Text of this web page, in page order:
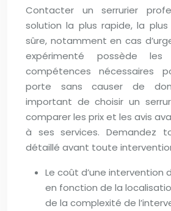
Contacter un serrurier
solution la plus rapide, la
sûre, notamment en cas
expérimenté possède
compétences nécessaires
porte sans causer de
important de choisir un
comparer les prix et les avis
à ses services. Demandez
détaillé avant toute
Le coût d’une intervention
en fonction de la
de la complexité de